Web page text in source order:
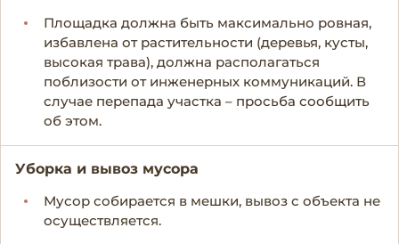
Площадка должна быть максимально ровная,
избавлена от растительности (деревья, кусты,
высокая трава), должна располагаться
поблизости от инженерных коммуникаций. В
случае перепада участка – просьба сообщить
об этом.
Уборка и вывоз мусора
Мусор собирается в мешки, вывоз с объекта не
осуществляется.